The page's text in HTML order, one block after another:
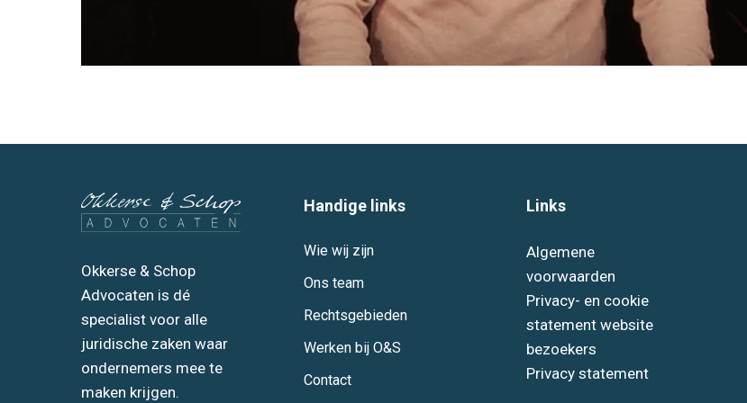
Okkerse & Schop
Advocaten is dé
specialist voor alle
juridische zaken waar
ondernemers mee te
maken krijgen.
Handige links
Wie wij zijn
Ons team
Rechtsgebieden
Werken bij O&S
Contact
Links
Algemene
voorwaarden
Privacy- en cookie
statement website
bezoekers
Privacy statement